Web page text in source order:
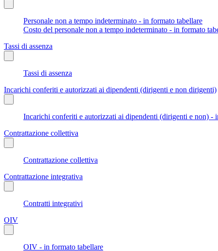
Personale non a tempo indeterminato - in formato tabellare
Costo del personale non a tempo indeterminato - in formato
Tassi di assenza
Tassi di assenza
Incarichi conferiti e autorizzati ai dipendenti (dirigenti e non dirigenti)
Incarichi conferiti e autorizzati ai dipendenti (dirigenti e non) -
Contrattazione collettiva
Contrattazione collettiva
Contrattazione integrativa
Contratti integrativi
OIV
OIV - in formato tabellare